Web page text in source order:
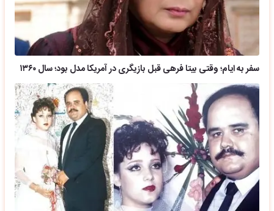
سفر به ایام؛ وقتی بیتا فرهی قبل بازیگری در آمریکا مدل بود؛ سال ۱۳۶۰